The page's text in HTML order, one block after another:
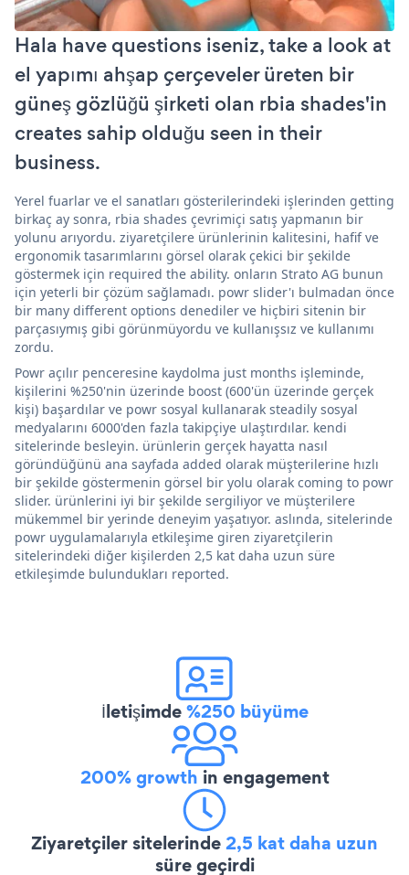
Hala have questions iseniz, take a look at
el yapımı ahşap çerçeveler üreten bir
güneş gözlüğü şirketi olan rbia shades'in
creates sahip olduğu seen in their
business.
Yerel fuarlar ve el sanatları gösterilerindeki işlerinden getting
birkaç ay sonra, rbia shades çevrimiçi satış yapmanın bir
yolunu arıyordu. ziyaretçilere ürünlerinin kalitesini, hafif ve
ergonomik tasarımlarını görsel olarak çekici bir şekilde
göstermek için required the ability. onların Strato AG bunun
için yeterli bir çözüm sağlamadı. powr slider'ı bulmadan önce
bir many different options denediler ve hiçbiri sitenin bir
parçasıymış gibi görünmüyordu ve kullanışsız ve kullanımı
zordu.
Powr açılır penceresine kaydolma just months işleminde,
kişilerini %250'nin üzerinde boost (600'ün üzerinde gerçek
kişi) başardılar ve powr sosyal kullanarak steadily sosyal
medyalarını 6000'den fazla takipçiye ulaştırdılar. kendi
sitelerinde besleyin. ürünlerin gerçek hayatta nasıl
göründüğünü ana sayfada added olarak müşterilerine hızlı
bir şekilde göstermenin görsel bir yolu olarak coming to powr
slider. ürünlerini iyi bir şekilde sergiliyor ve müşterilere
mükemmel bir yerinde deneyim yaşatıyor. aslında, sitelerinde
powr uygulamalarıyla etkileşime giren ziyaretçilerin
sitelerindeki diğer kişilerden 2,5 kat daha uzun süre
etkileşimde bulundukları reported.
İletişimde%250 büyüme
200% growth in engagement
Ziyaretçiler sitelerinde2,5 kat daha uzun
süre geçirdi